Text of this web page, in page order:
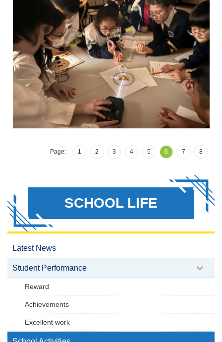
Page: 1 2 3 4 5 6 7 8
SCHOOL LIFE
Latest News
Student Performance
Reward
Achievements
Excellent work